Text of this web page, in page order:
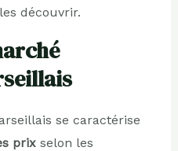
découvrir.
se caractérise
prixselon les